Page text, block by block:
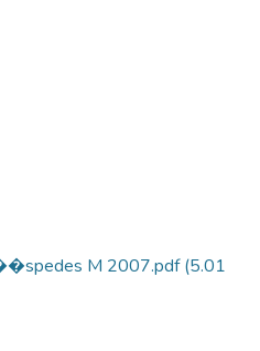
M 2007.pdf(5.01